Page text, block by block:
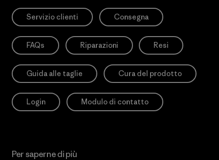
Servizio clienti Consegna
FAQs Riparazioni Resi
Guida alle taglie Cura del prodotto
Login Modulo di contatto
Per saperne di più